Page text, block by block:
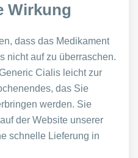
Wirkung
dass das Medikament
nicht auf zu überraschen.
Cialis leicht zur
das Sie
werden. Sie
der Website unserer
schnelle Lieferung in